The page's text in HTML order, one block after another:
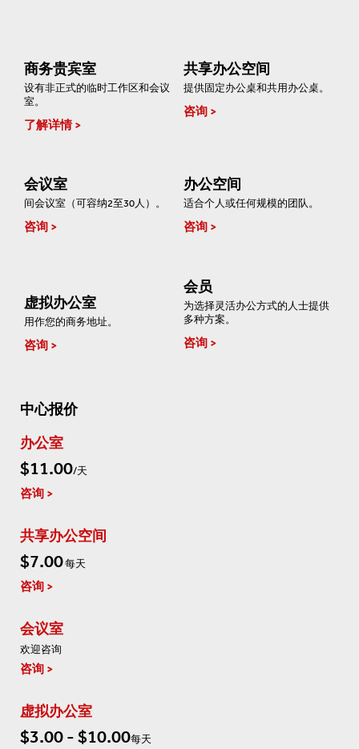
商务贵宾室
设有非正式的临时工作区和会议
室。
了解详情
共享办公空间
提供固定办公桌和共用办公桌。
咨询
会议室
间会议室（可容纳2至30人）。
咨询
办公空间
适合个人或任何规模的团队。
咨询
虚拟办公室
用作您的商务地址。
咨询
会员
为选择灵活办公方式的人士提供
多种方案。
咨询
中心报价
办公室
$11.00/天
咨询
共享办公空间
$7.00每天
咨询
会议室
欢迎咨询
咨询
虚拟办公室
$3.00 - $10.00每天